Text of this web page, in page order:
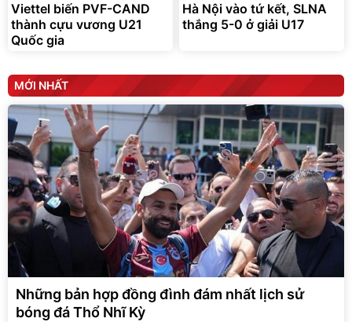
Viettel biến PVF-CAND
thành cựu vương U21
Quốc gia
Hà Nội vào tứ kết, SLNA
thắng 5-0 ở giải U17
MỚI NHẤT
Những bản hợp đồng đình đám nhất lịch sử
bóng đá Thổ Nhĩ Kỳ